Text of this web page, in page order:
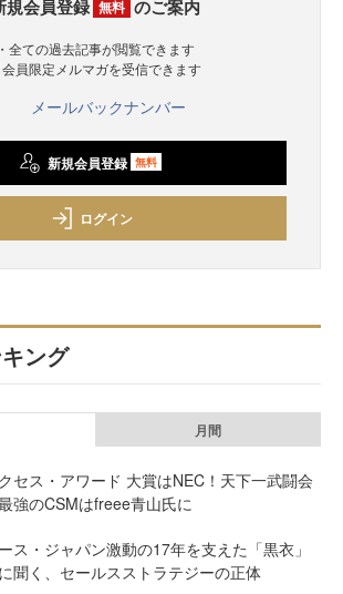
規会員登録 無料 のご案内
・全ての過去記事が閲覧できます
会員限定メルマガを受信できます
メールバックナンバー
新規会員登録 無料
ログイン
ング
月間
セス・アワード 大賞はNEC！天下一武闘会
強のCSMはfreee青山氏に
ス・ジャパン激動の17年を支えた「黒衣」
聞く、セールスストラテジーの正体